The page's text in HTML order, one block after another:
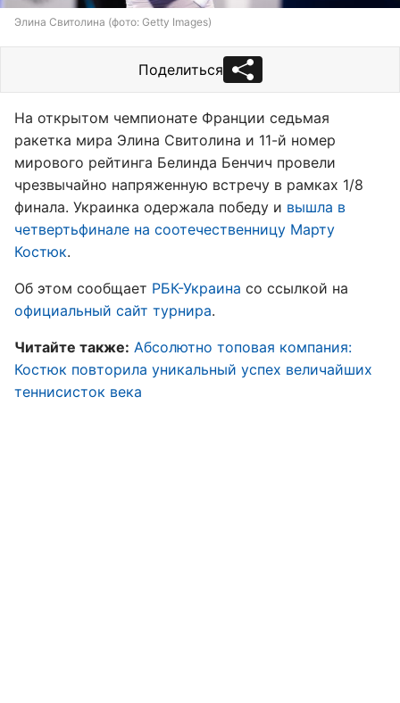
Элина Свитолина (фото: Getty Images)
Поделиться
На открытом чемпионате Франции седьмая
ракетка мира Элина Свитолина и 11-й номер
мирового рейтинга Белинда Бенчич провели
чрезвычайно напряженную встречу в рамках 1/8
финала. Украинка одержала победу и вышла в
четвертьфинале на соотечественницу Марту
Костюк.
Об этом сообщает РБК-Украина со ссылкой на
официальный сайт турнира.
Читайте также: Абсолютно топовая компания:
Костюк повторила уникальный успех величайших
теннисисток века